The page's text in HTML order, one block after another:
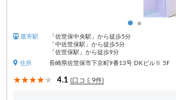
最寄駅
「佐世保中央駅」から徒歩5分
「中佐世保駅」から徒歩5分
「佐世保駅」から徒歩9分
住所
長崎県佐世保市下京町9番13号 DKビルⅡ 5F
4.1 (口コミ9件)